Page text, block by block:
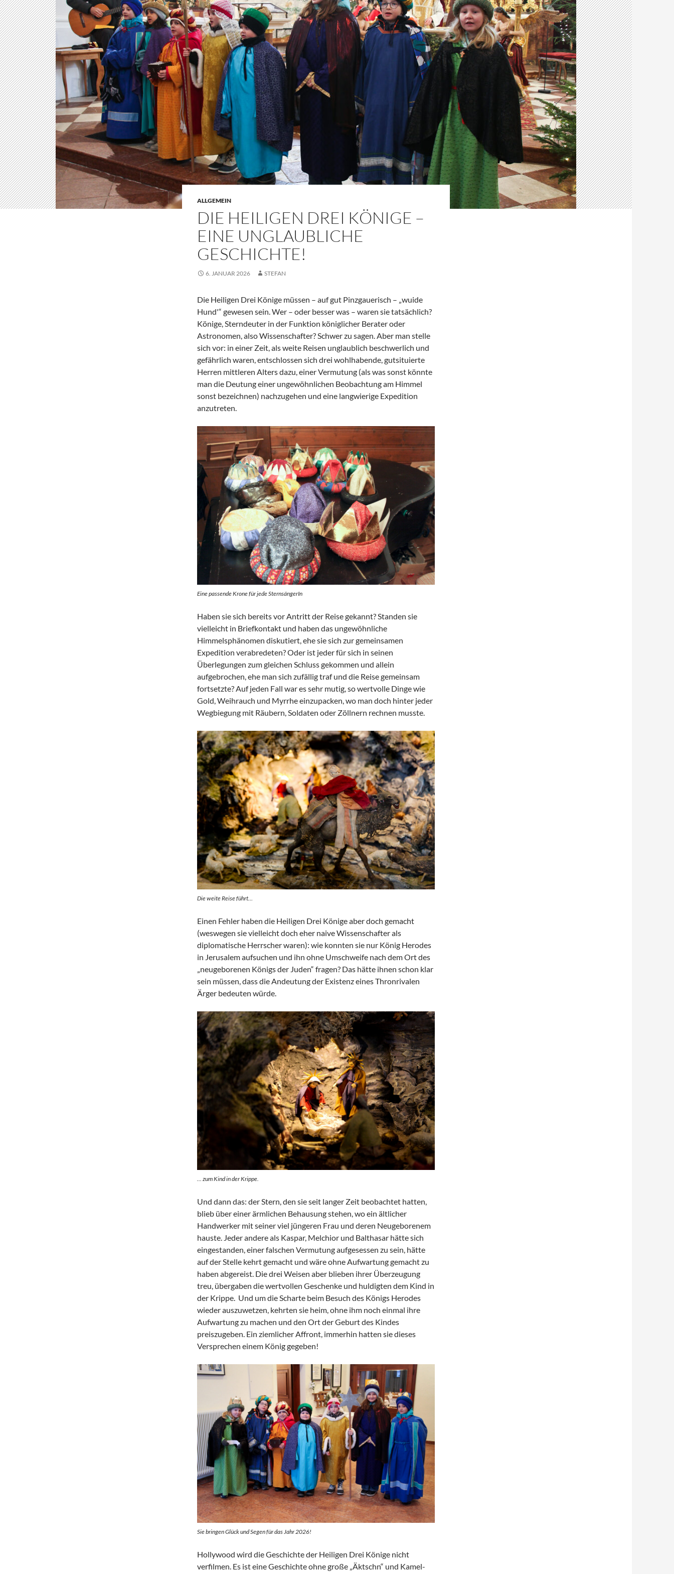
ALLGEMEIN
DIE HEILIGEN DREI KÖNIGE –
EINE UNGLAUBLICHE
GESCHICHTE!
6. JANUAR 2026 STEFAN
Die Heiligen Drei Könige müssen – auf gut Pinzgauerisch – „wuide
Hund'“ gewesen sein. Wer – oder besser was – waren sie tatsächlich?
Könige, Sterndeuter in der Funktion königlicher Berater oder
Astronomen, also Wissenschafter? Schwer zu sagen. Aber man stelle
sich vor: in einer Zeit, als weite Reisen unglaublich beschwerlich und
gefährlich waren, entschlossen sich drei wohlhabende, gutsituierte
Herren mittleren Alters dazu, einer Vermutung (als was sonst könnte
man die Deutung einer ungewöhnlichen Beobachtung am Himmel
sonst bezeichnen) nachzugehen und eine langwierige Expedition
anzutreten.
Eine passende Krone für jede SternsängerIn
Haben sie sich bereits vor Antritt der Reise gekannt? Standen sie
vielleicht in Briefkontakt und haben das ungewöhnliche
Himmelsphänomen diskutiert, ehe sie sich zur gemeinsamen
Expedition verabredeten? Oder ist jeder für sich in seinen
Überlegungen zum gleichen Schluss gekommen und allein
aufgebrochen, ehe man sich zufällig traf und die Reise gemeinsam
fortsetzte? Auf jeden Fall war es sehr mutig, so wertvolle Dinge wie
Gold, Weihrauch und Myrrhe einzupacken, wo man doch hinter jeder
Wegbiegung mit Räubern, Soldaten oder Zöllnern rechnen musste.
Die weite Reise führt…
Einen Fehler haben die Heiligen Drei Könige aber doch gemacht
(weswegen sie vielleicht doch eher naive Wissenschafter als
diplomatische Herrscher waren): wie konnten sie nur König Herodes
in Jerusalem aufsuchen und ihn ohne Umschweife nach dem Ort des
„neugeborenen Königs der Juden“ fragen? Das hätte ihnen schon klar
sein müssen, dass die Andeutung der Existenz eines Thronrivalen
Ärger bedeuten würde.
… zum Kind in der Krippe.
Und dann das: der Stern, den sie seit langer Zeit beobachtet hatten,
blieb über einer ärmlichen Behausung stehen, wo ein ältlicher
Handwerker mit seiner viel jüngeren Frau und deren Neugeborenem
hauste. Jeder andere als Kaspar, Melchior und Balthasar hätte sich
eingestanden, einer falschen Vermutung aufgesessen zu sein, hätte
auf der Stelle kehrt gemacht und wäre ohne Aufwartung gemacht zu
haben abgereist. Die drei Weisen aber blieben ihrer Überzeugung
treu, übergaben die wertvollen Geschenke und huldigten dem Kind in
der Krippe. Und um die Scharte beim Besuch des Königs Herodes
wieder auszuwetzen, kehrten sie heim, ohne ihm noch einmal ihre
Aufwartung zu machen und den Ort der Geburt des Kindes
preiszugeben. Ein ziemlicher Affront, immerhin hatten sie dieses
Versprechen einem König gegeben!
Sie bringen Glück und Segen für das Jahr 2026!
Hollywood wird die Geschichte der Heiligen Drei Könige nicht
verfilmen. Es ist eine Geschichte ohne große „Äktschn“ und Kamel-